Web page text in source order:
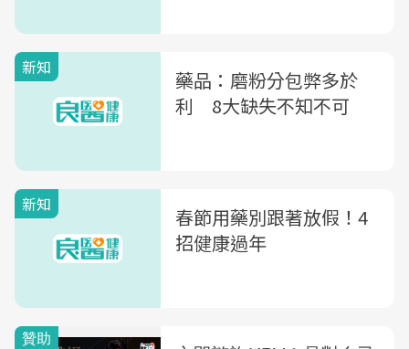
新知
藥品：磨粉分包弊多於
利 8大缺失不知不可
新知
春節用藥別跟著放假！4
招健康過年